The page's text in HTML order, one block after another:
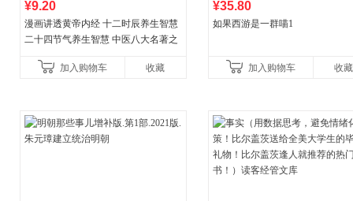
¥9.20
漫画讲透黄帝内经 十二时辰养生智慧
二十四节气养生智慧 中医八大名著之
加入购物车
收藏
¥35.80
如果西游是一群喵1
加入购物车 收藏